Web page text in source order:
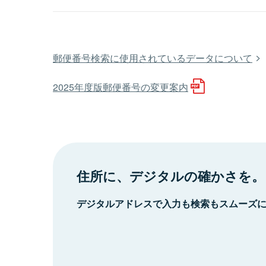
郵便番号検索に使用されているデータについて
2025年度版郵便番号の変更案内
住所に、デジタルの確かさを。
デジタルアドレスで入力も検索もスムーズ